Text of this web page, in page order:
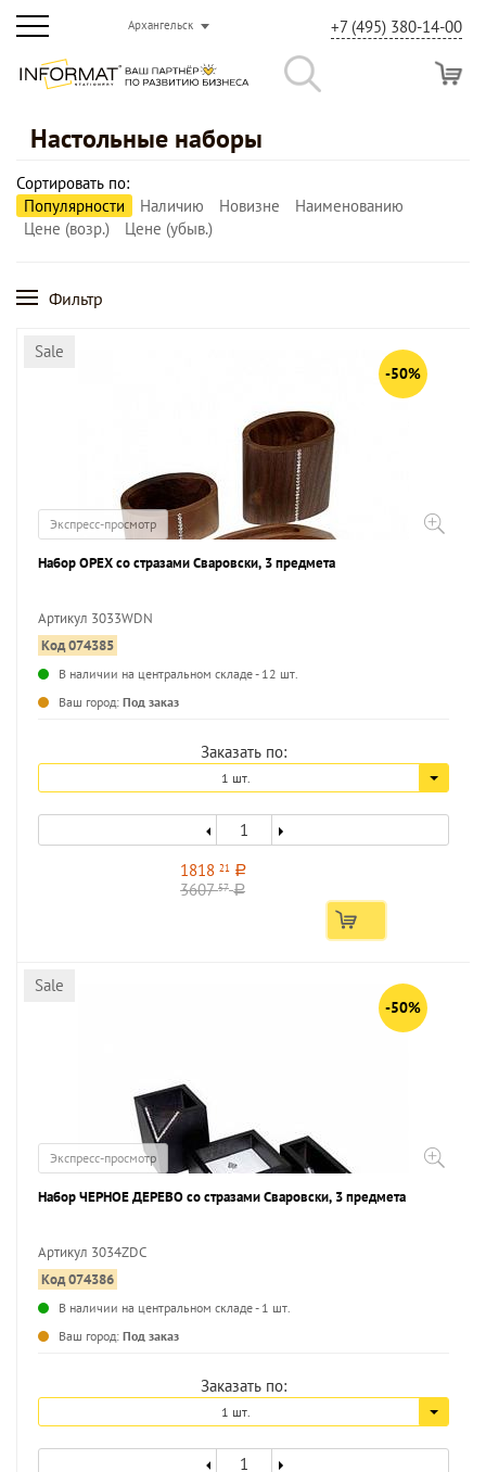
Архангельск +7 (495) 380-14-00
Настольные наборы
Сортировать по:
Популярности
Наличию Новизне
Наименованию
Цене (возр.)
Цене (убыв.)
Фильтр
Sale
-50%
Экспресс-просмотр
Набор ОРЕХ со стразами Сваровски, 3 предмета
Артикул 3033WDN
Код 074385
В наличии на центральном складе - 12 шт.
Ваш город: Под заказ
Заказать по:
1 шт.
1818 21 a
360757 a
Sale
-50%
Экспресс-просмотр
Набор ЧЕРНОЕ ДЕРЕВО со стразами Сваровски, 3 предмета
Артикул 3034ZDC
Код 074386
В наличии на центральном складе - 1 шт.
Ваш город: Под заказ
Заказать по:
1 шт.